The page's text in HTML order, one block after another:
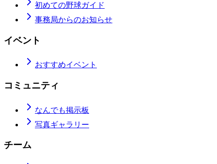
初めての野球ガイド
事務局からのお知らせ
イベント
おすすめイベント
コミュニティ
なんでも掲示板
写真ギャラリー
チーム